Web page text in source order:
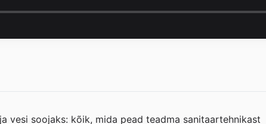
vesi soojaks: kõik, mida pead teadma sanitaartehnikast